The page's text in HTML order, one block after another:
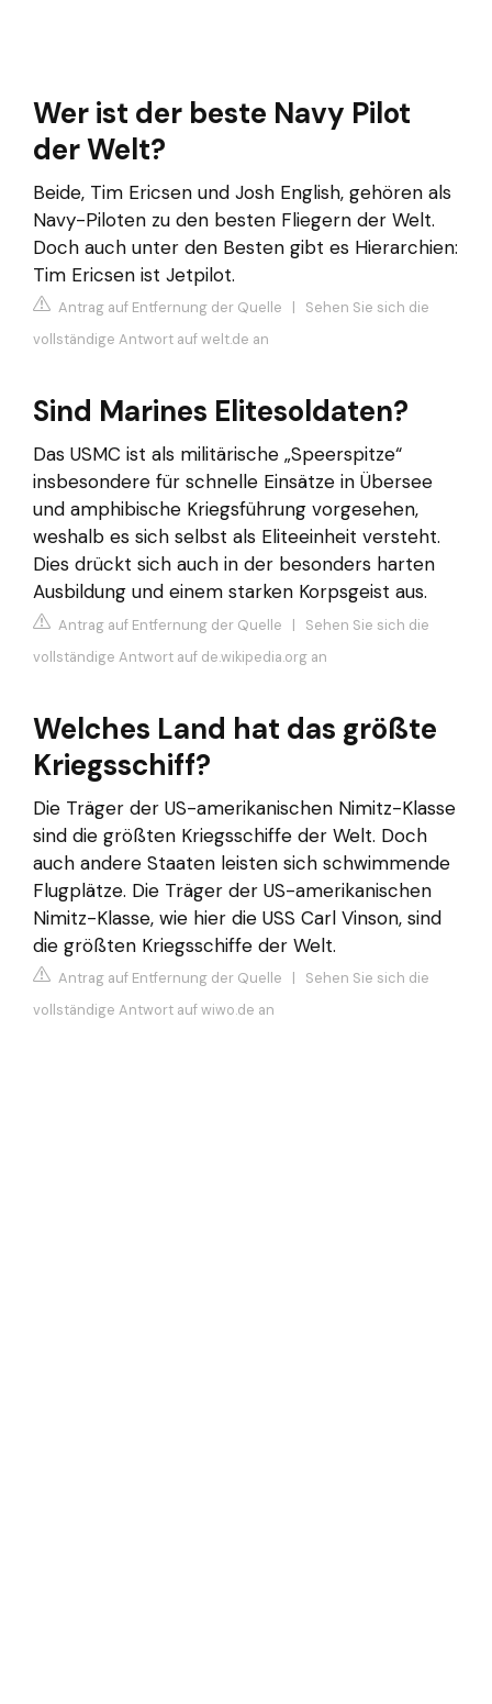
Wer ist der beste Navy Pilot
der Welt?
Beide, Tim Ericsen und Josh English, gehören als
Navy-Piloten zu den besten Fliegern der Welt.
Doch auch unter den Besten gibt es Hierarchien:
Tim Ericsen ist Jetpilot.
Antrag auf Entfernung der Quelle | Sehen Sie sich die
vollständige Antwort auf welt.de an
Sind Marines Elitesoldaten?
Das USMC ist als militärische „Speerspitze“
insbesondere für schnelle Einsätze in Übersee
und amphibische Kriegsführung vorgesehen,
weshalb es sich selbst als Eliteeinheit versteht.
Dies drückt sich auch in der besonders harten
Ausbildung und einem starken Korpsgeist aus.
Antrag auf Entfernung der Quelle | Sehen Sie sich die
vollständige Antwort auf de.wikipedia.org an
Welches Land hat das größte
Kriegsschiff?
Die Träger der US-amerikanischen Nimitz-Klasse
sind die größten Kriegsschiffe der Welt. Doch
auch andere Staaten leisten sich schwimmende
Flugplätze. Die Träger der US-amerikanischen
Nimitz-Klasse, wie hier die USS Carl Vinson, sind
die größten Kriegsschiffe der Welt.
Antrag auf Entfernung der Quelle | Sehen Sie sich die
vollständige Antwort auf wiwo.de an